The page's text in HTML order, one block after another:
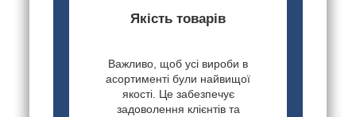
Якість товарів
Важливо, щоб усі вироби в
асортименті були найвищої
якості. Це забезпечує
задоволення клієнтів та